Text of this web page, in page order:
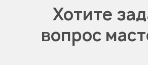
Хотите
вопрос